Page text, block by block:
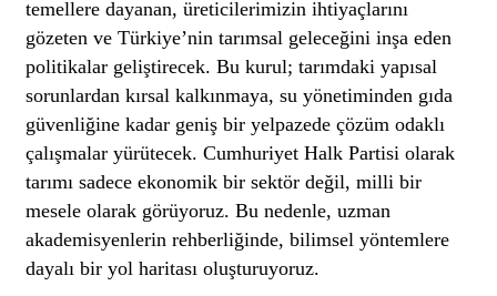
temellere dayanan, üreticilerimizin ihtiyaçlarını
gözeten ve Türkiye’nin tarımsal geleceğini inşa eden
politikalar geliştirecek. Bu kurul; tarımdaki yapısal
sorunlardan kırsal kalkınmaya, su yönetiminden gıda
güvenliğine kadar geniş bir yelpazede çözüm odaklı
çalışmalar yürütecek. Cumhuriyet Halk Partisi olarak
tarımı sadece ekonomik bir sektör değil, milli bir
mesele olarak görüyoruz. Bu nedenle, uzman
akademisyenlerin rehberliğinde, bilimsel yöntemlere
dayalı bir yol haritası oluşturuyoruz.